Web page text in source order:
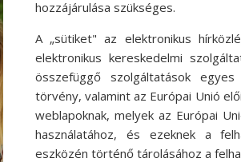
Pintér
sport
A sport
tornázott,
sem tud
Az elmúlt
hozzájárulása szükséges.
A „sütiket" az elektronikus
elektronikus kereskedelmi
összefüggő szolgáltatások
törvény, valamint az Európai Unió
weblapoknak, melyek az Európai
használatához, és ezeknek a
eszközén történő tárolásához a